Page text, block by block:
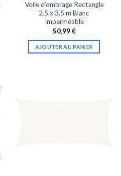
Voile d’ombrage Rectangle
2.5 x 3.5 m Blanc
Imperméable
50,99€
AJOUTER AU PANIER